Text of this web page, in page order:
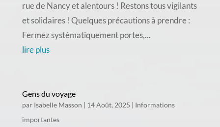
rue de Nancy et alentours ! Restons tous vigilants
et solidaires ! Quelques précautions à prendre :
Fermez systématiquement portes,...
lire plus
Gens du voyage
par Isabelle Masson | 14 Août, 2025 | Informations
importantes